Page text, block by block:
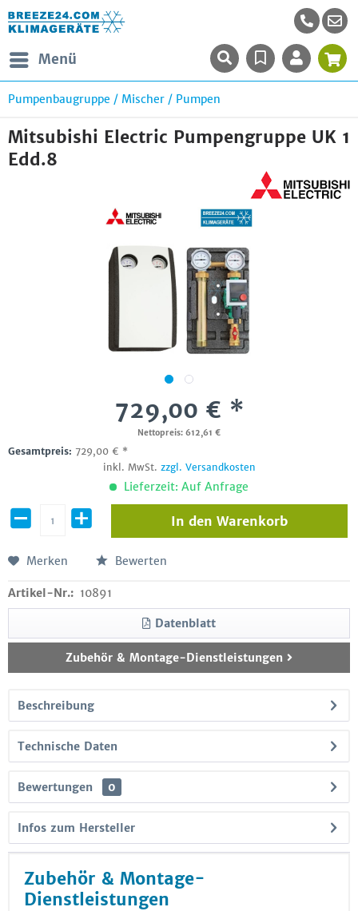
Menü
Pumpenbaugruppe / Mischer / Pumpen
Mitsubishi Electric Pumpengruppe UK 1
Edd.8
729,00 € *
Nettopreis: 612,61 €
Gesamtpreis: 729,00 € *
inkl. MwSt. zzgl. Versandkosten
Lieferzeit: Auf Anfrage
In den Warenkorb
Merken Bewerten
Artikel-Nr.: 10891
Datenblatt
Zubehör & Montage-Dienstleistungen
Beschreibung
Technische Daten
Bewertungen 0
Infos zum Hersteller
Zubehör & Montage-
Dienstleistungen